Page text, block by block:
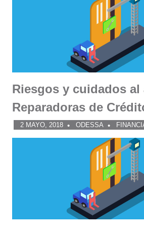
Riesgos y cuidados al
Reparadoras de
2 MAYO, 2018 ODESSA